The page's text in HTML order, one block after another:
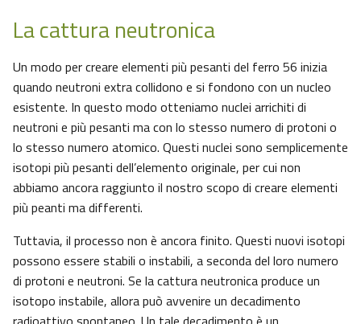
La cattura neutronica
Un modo per creare elementi più pesanti del ferro 56 inizia
quando neutroni extra collidono e si fondono con un nucleo
esistente. In questo modo otteniamo nuclei arrichiti di
neutroni e più pesanti ma con lo stesso numero di protoni o
lo stesso numero atomico. Questi nuclei sono semplicemente
isotopi più pesanti dell’elemento originale, per cui non
abbiamo ancora raggiunto il nostro scopo di creare elementi
più peanti ma differenti.
Tuttavia, il processo non è ancora finito. Questi nuovi isotopi
possono essere stabili o instabili, a seconda del loro numero
di protoni e neutroni. Se la cattura neutronica produce un
isotopo instabile, allora può avvenire un decadimento